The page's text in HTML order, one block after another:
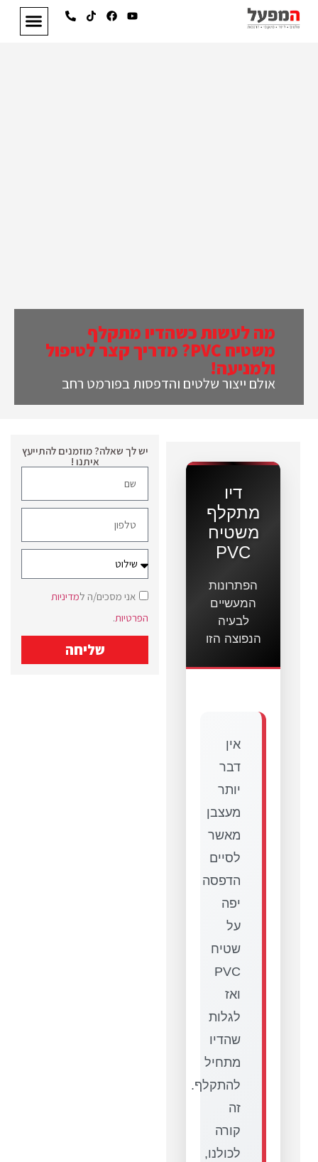
מה לעשות כשהדיו מתקלף
משטיח PVC? מדריך קצר לטיפול
ולמניעה!
אולם ייצור שלטים והדפסות בפורמט רחב
דיו
מתקלף
משטיח
PVC
הפתרונות
המעשיים
לבעיה
הנפוצה הזו
אין
דבר
יותר
מעצבן
מאשר
לסיים
הדפסה
יפה
על
שטיח
PVC
ואז
לגלות
שהדיו
מתחיל
להתקלף.
זה
קורה
לכולנו,
יש לך שאלה? מוזמנים להתייעץ
איתנו !
אני מסכים/ה למדיניות
הפרטיות.
שליחה